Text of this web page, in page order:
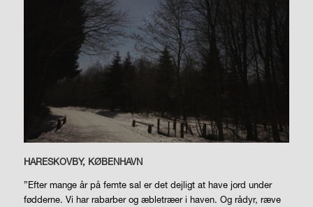
HARESKOVBY, KØBENHAVN
”Efter mange år på femte sal er det dejligt at have jord under
fødderne. Vi har rabarber og æbletræer i haven. Og rådyr, ræve